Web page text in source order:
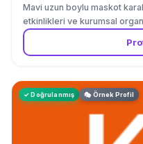
Mavi uzun boylu maskot
etkinlikleri ve kurumsal
✓ Doğrulanmış 🎭 Örnek Profil